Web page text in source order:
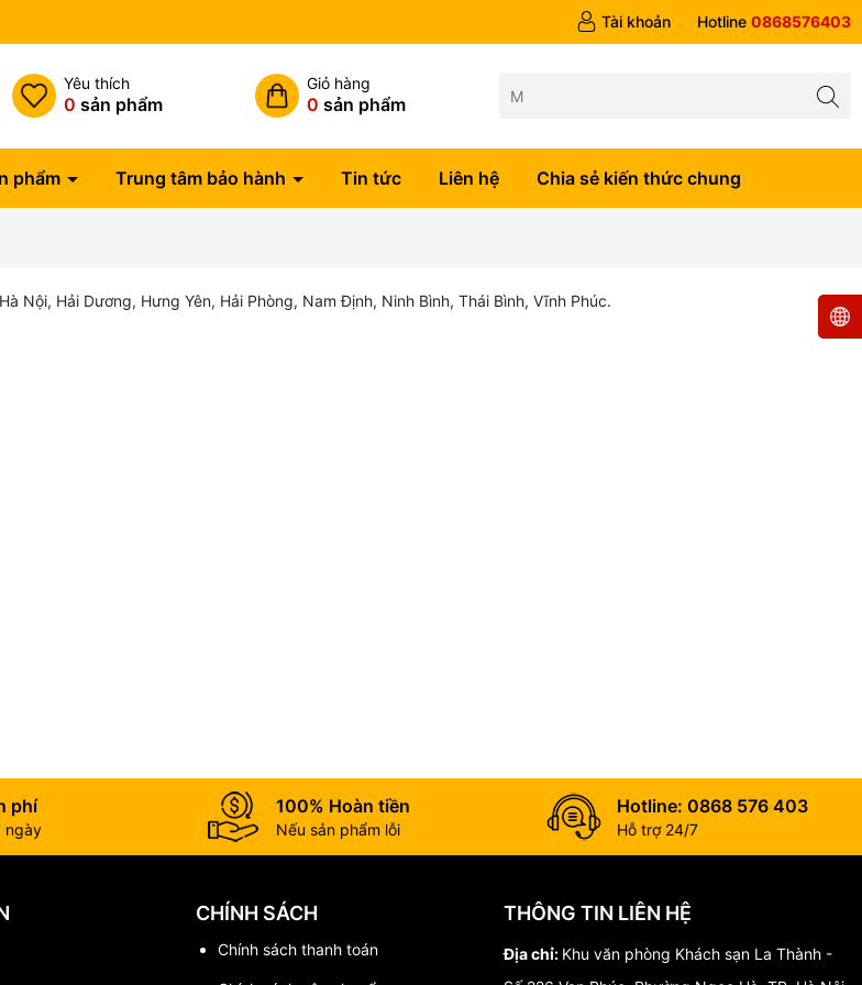
Tài khoản Hotline 0868576403
Yêu thích
0 sản phẩm
Giỏ hàng
0 sản phẩm
phẩm Trung tâm bảo hành Tin tức Liên hệ Chia sẻ kiến thức chung
Nội, Hải Dương, Hưng Yên, Hải Phòng, Nam Định, Ninh Bình, Thái Bình, Vĩnh Phúc.
phí
ngày
100% Hoàn tiền
Nếu sản phẩm lỗi
Hotline: 0868 576 403
Hỗ trợ 24/7
CHÍNH SÁCH
Chính sách thanh toán
THÔNG TIN LIÊN HỆ
Địa chỉ: Khu văn phòng Khách sạn La Thành -